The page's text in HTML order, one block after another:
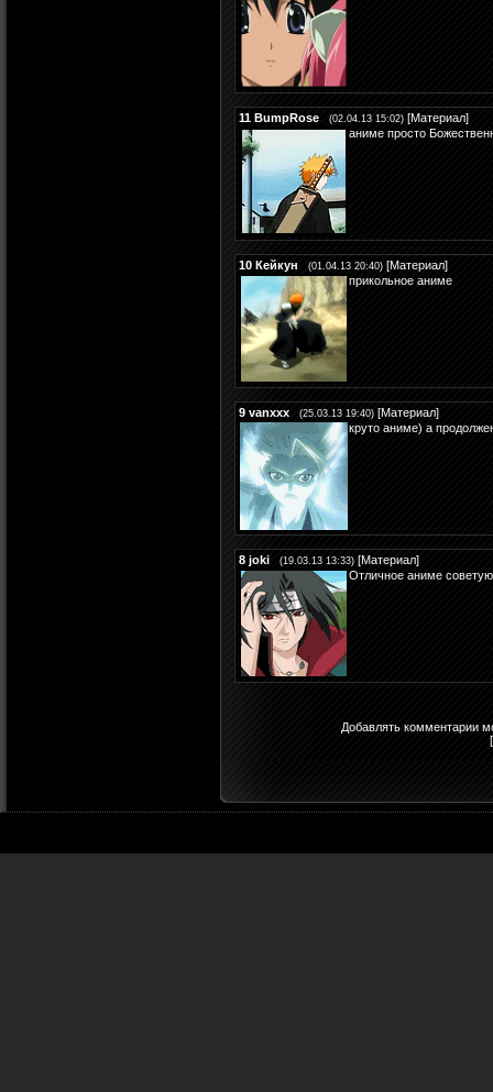
11 BumpRose (02.04.13 15:02) [Материал]
аниме просто
10 Кейкун (01.04.13 20:40) [Материал]
прикольное аниме
9 vanxxx (25.03.13 19:40) [Материал]
круто аниме) а
8 joki (19.03.13 13:33) [Материал]
Отличное аниме
Добавлять комментарии